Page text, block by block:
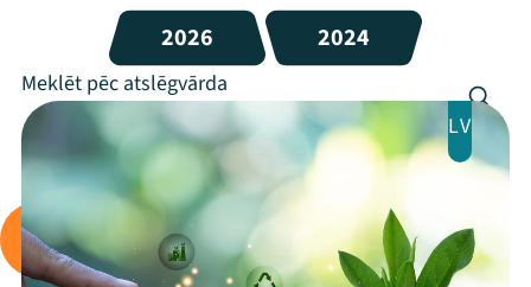
Mana programma
2026 2024
LV